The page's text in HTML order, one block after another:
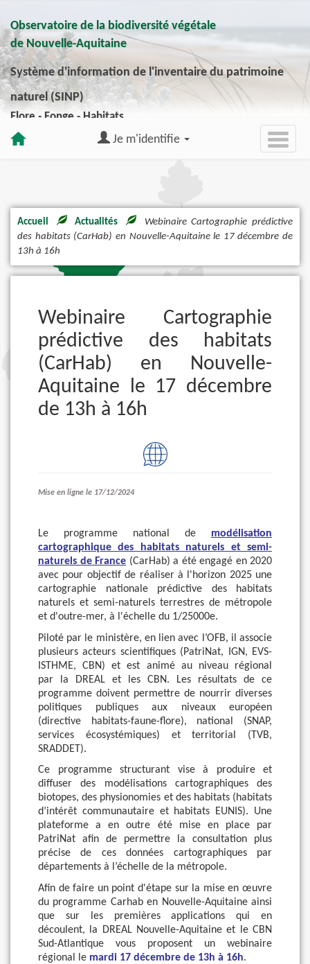
Observatoire de la biodiversité végétale
de Nouvelle-Aquitaine
Système d'information de l'inventaire du patrimoine
naturel (SINP)
Flore - Fonge - Habitats
Je m'identifie
Accueil Actualités
Webinaire Cartographie prédictive
des habitats (CarHab) en Nouvelle-Aquitaine le 17 décembre de
13h à 16h
Webinaire Cartographie
prédictive des habitats
(CarHab) en Nouvelle-
Aquitaine le 17 décembre
de 13h à 16h
Mise en ligne le 17/12/2024
Le programme national de modélisation
cartographique des habitats naturels et semi-
naturels de France (CarHab) a été engagé en 2020
avec pour objectif de réaliser à l'horizon 2025 une
cartographie nationale prédictive des habitats
naturels et semi-naturels terrestres de métropole
et d'outre-mer, à l'échelle du 1/25000e.
Piloté par le ministère, en lien avec l’OFB, il associe
plusieurs acteurs scientifiques (PatriNat, IGN, EVS-
ISTHME, CBN) et est animé au niveau régional
par la DREAL et les CBN. Les résultats de ce
programme doivent permettre de nourrir diverses
politiques publiques aux niveaux européen
(directive habitats-faune-flore), national (SNAP,
services écosystémiques) et territorial (TVB,
SRADDET).
Ce programme structurant vise à produire et
diffuser des modélisations cartographiques des
biotopes, des physionomies et des habitats (habitats
d’intérêt communautaire et habitats EUNIS). Une
plateforme a en outre été mise en place par
PatriNat afin de permettre la consultation plus
précise de ces données cartographiques par
départements à l’échelle de la métropole.
Afin de faire un point d'étape sur la mise en œuvre
du programme Carhab en Nouvelle-Aquitaine ainsi
que sur les premières applications qui en
découlent, la DREAL Nouvelle-Aquitaine et le CBN
Sud-Atlantique vous proposent un webinaire
régional le mardi 17 décembre de 13h à 16h.